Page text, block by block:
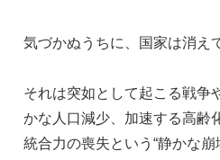
気づかぬうちに、国家は消え
それは突如として起こる戦争
かな人口減少、加速する高齢
統合力の喪失という“静かな